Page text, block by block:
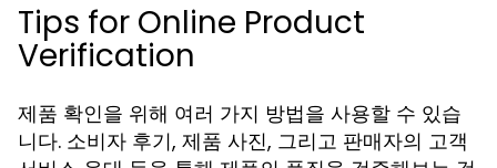
Tips for Online Product
Verification
제품 확인을 위해 여러 가지 방법을 사용할 수 있습
니다. 소비자 후기, 제품 사진, 그리고 판매자의 고객